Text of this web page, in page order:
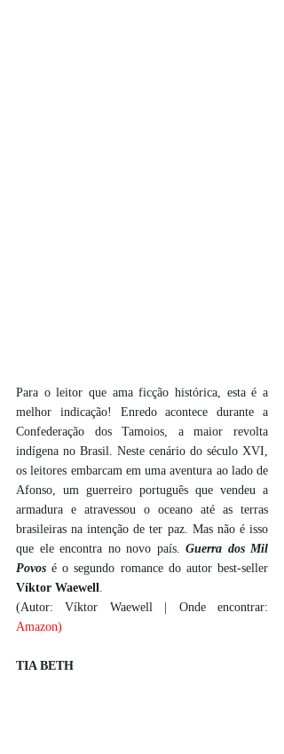
Para o leitor que ama ficção histórica, esta é a
melhor indicação! Enredo acontece durante a
Confederação dos Tamoios, a maior revolta
indígena no Brasil. Neste cenário do século XVI,
os leitores embarcam em uma aventura ao lado de
Afonso, um guerreiro português que vendeu a
armadura e atravessou o oceano até as terras
brasileiras na intenção de ter paz. Mas não é isso
que ele encontra no novo país. Guerra dos Mil
Povos
Víktor Waewell
(Autor: Víktor Waewell | Onde encontrar:
Amazon)
TIA BETH